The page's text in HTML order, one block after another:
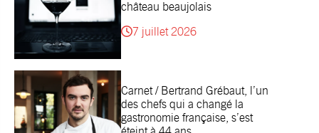
château beaujolais
7 juillet 2026
Carnet / Bertrand Grébaut, l’un
des chefs qui a changé la
gastronomie française, s’est